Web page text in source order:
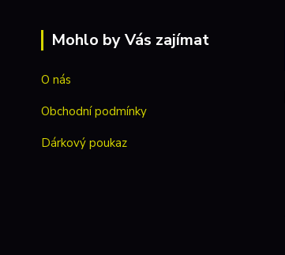
Mohlo by Vás zajímat
O nás
Obchodní podmínky
Dárkový poukaz